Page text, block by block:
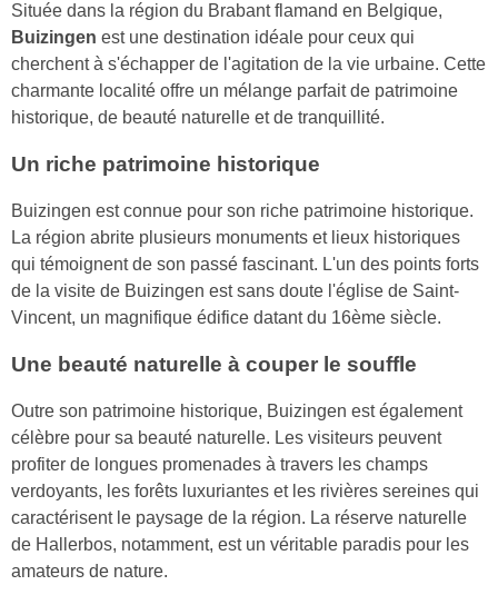
Située dans la région du Brabant flamand en Belgique,
Buizingen est une destination idéale pour ceux qui
cherchent à s'échapper de l'agitation de la vie urbaine. Cette
charmante localité offre un mélange parfait de patrimoine
historique, de beauté naturelle et de tranquillité.
Un riche patrimoine historique
Buizingen est connue pour son riche patrimoine historique.
La région abrite plusieurs monuments et lieux historiques
qui témoignent de son passé fascinant. L'un des points forts
de la visite de Buizingen est sans doute l'église de Saint-
Vincent, un magnifique édifice datant du 16ème siècle.
Une beauté naturelle à couper le souffle
Outre son patrimoine historique, Buizingen est également
célèbre pour sa beauté naturelle. Les visiteurs peuvent
profiter de longues promenades à travers les champs
verdoyants, les forêts luxuriantes et les rivières sereines qui
caractérisent le paysage de la région. La réserve naturelle
de Hallerbos, notamment, est un véritable paradis pour les
amateurs de nature.